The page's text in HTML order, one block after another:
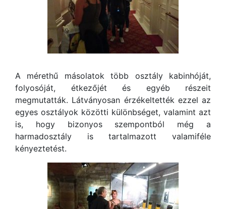
A mérethű másolatok több osztály kabinhóját,
folyosóját, étkezőjét és egyéb részeit
megmutatták. Látványosan érzékeltették ezzel az
egyes osztályok közötti különbséget, valamint azt
is, hogy bizonyos szempontból még a
harmadosztály is tartalmazott valamiféle
kényeztetést.